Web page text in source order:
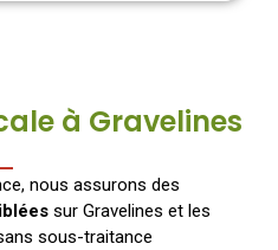
à Gravelines
nous assurons des
sur Gravelines et les
sous-traitance